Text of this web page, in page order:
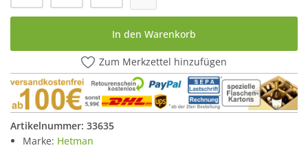
In den Warenkorb
Zum Merkzettel hinzufügen
Artikelnummer: 33635
Marke: Hetman